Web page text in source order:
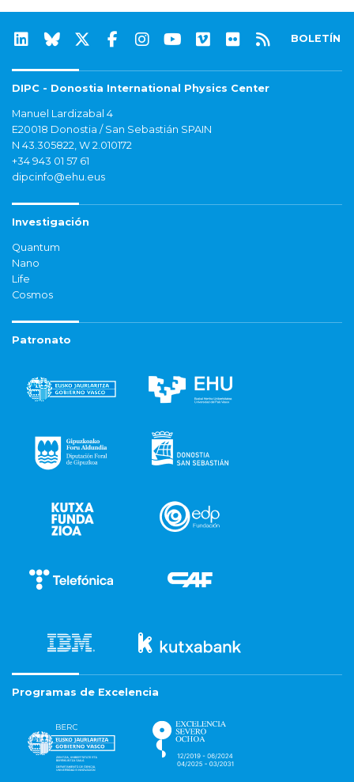
BOLETÍN
DIPC - Donostia International Physics Center
Manuel Lardizabal 4
E20018 Donostia / San Sebastián SPAIN
N 43.305822, W 2.010172
+34 943 01 57 61
dipcinfo@ehu.eus
Investigación
Quantum
Nano
Life
Cosmos
Patronato
Programas de Excelencia